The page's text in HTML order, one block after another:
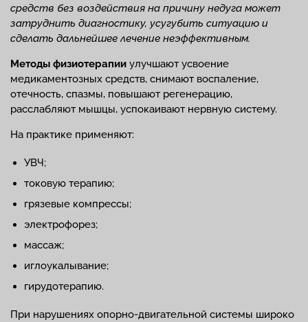
средств без воздействия на причину недуга может
затруднить диагностику, усугубить ситуацию и
сделать дальнейшее лечение неэффективным.
Методы физиотерапии улучшают усвоение
медикаментозных средств, снимают воспаление,
отечность, спазмы, повышают регенерацию,
расслабляют мышцы, успокаивают нервную систему.
На практике применяют:
УВЧ;
токовую терапию;
грязевые компрессы;
электрофорез;
массаж;
иглоукалывание;
гирудотерапию.
При нарушениях опорно-двигательной системы широко